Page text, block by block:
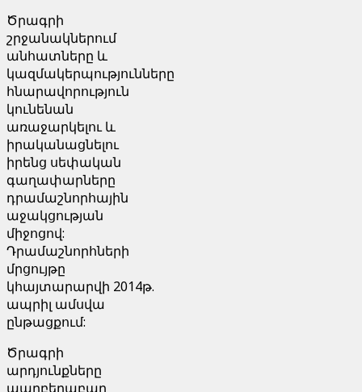
Ծրագրի
շրջանակներում
անհատները և
կազմակերպությունները
հնարավորություն
կունենան
առաջարկելու և
իրականացնելու
իրենց սեփական
գաղափարները
դրամաշնորհային
աջակցության
միջոցով:
Դրամաշնորհների
մրցույթը
կհայտարարվի 2014թ.
ապրիլ ամսվա
ընթացքում:
Ծրագրի
արդյունքները
պարբերաբար